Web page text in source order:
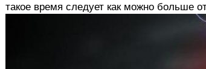
такое время следует как можно больше